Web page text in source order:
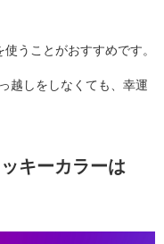
うことがおすすめです。
越しをしなくても、幸運
キーカラーは